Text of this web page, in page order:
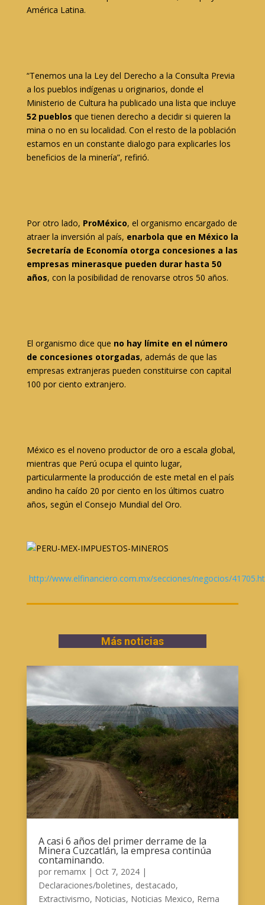
América Latina.
“Tenemos una la Ley del Derecho a la Consulta Previa
a los pueblos indígenas u originarios, donde el
Ministerio de Cultura ha publicado una lista que incluye
52 pueblos que tienen derecho a decidir si quieren la
mina o no en su localidad. Con el resto de la población
estamos en un constante dialogo para explicarles los
beneficios de la minería”, refirió.
Por otro lado, ProMéxico, el organismo encargado de
atraer la inversión al país, enarbola que en México la
Secretaría de Economía otorga concesiones a las
empresas minerasque pueden durar hasta 50
años, con la posibilidad de renovarse otros 50 años.
El organismo dice que no hay límite en el número
de concesiones otorgadas, además de que las
empresas extranjeras pueden constituirse con capital
100 por ciento extranjero.
México es el noveno productor de oro a escala global,
mientras que Perú ocupa el quinto lugar,
particularmente la producción de este metal en el país
andino ha caído 20 por ciento en los últimos cuatro
años, según el Consejo Mundial del Oro.
http://www.elfinanciero.com.mx/secciones/negocios/
Más noticias
A casi 6 años del primer derrame de la
Minera Cuzcatlán, la empresa continúa
contaminando.
por remamx| Oct 7, 2024|
Declaraciones/boletines, destacado,
Extractivismo, Noticias, Noticias Mexico, Rema